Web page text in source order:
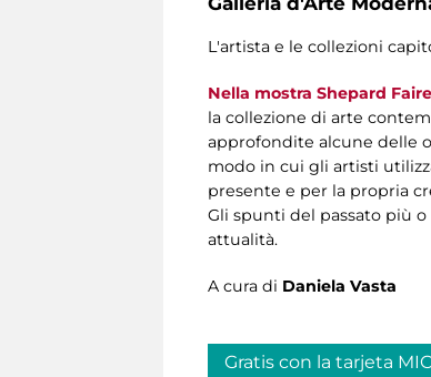
L'artista e le collezioni
Nella mostra Shepard
la collezione di arte
approfondite alcune delle
modo in cui gli artisti
presente e per la propria
Gli spunti del passato più
attualità.
A cura di Daniela Vasta
Gratis con la tarjeta MIC